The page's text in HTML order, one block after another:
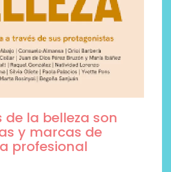
de la belleza son
y marcas de
profesional